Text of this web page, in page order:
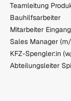
Teamleitung
Bauhilfsarbeiter
Mitarbeiter
Sales Manager
KFZ-Spengler:in
Abteilungsleiter